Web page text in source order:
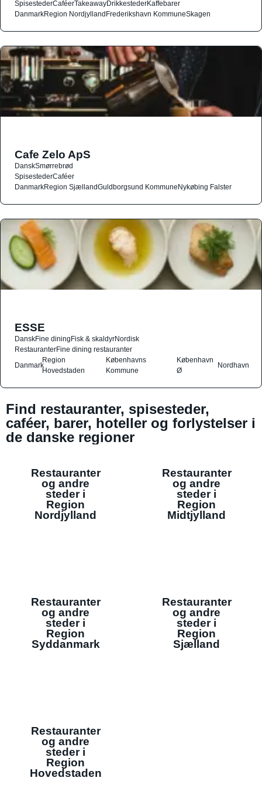
SpisestederCaféerTakeawayDrikkestederKaffebarer
DanmarkRegion NordjyllandFrederikshavn KommuneSkagen
Cafe Zelo ApS
DanskSmørrebrød
SpisestederCaféer
DanmarkRegion SjællandGuldborgsund KommuneNykøbing Falster
ESSE
DanskFine diningFisk & skaldyrNordisk
RestauranterFine dining restauranter
Danmark
Region
Hovedstaden
Københavns
Kommune
København
Ø
Nordhavn
Find restauranter, spisesteder,
caféer, barer, hoteller og forlystelser i
de danske regioner
Restauranter
og andre
steder i
Region
Nordjylland
Restauranter
og andre
steder i
Region
Midtjylland
Restauranter
og andre
steder i
Region
Syddanmark
Restauranter
og andre
steder i
Region
Sjælland
Restauranter
og andre
steder i
Region
Hovedstaden